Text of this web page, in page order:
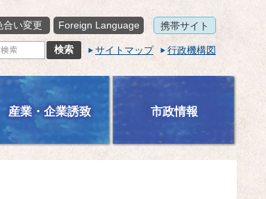
合い変更
Foreign Language 携帯サイト
サイトマップ 行政機構図
産業・企業誘致 市政情報